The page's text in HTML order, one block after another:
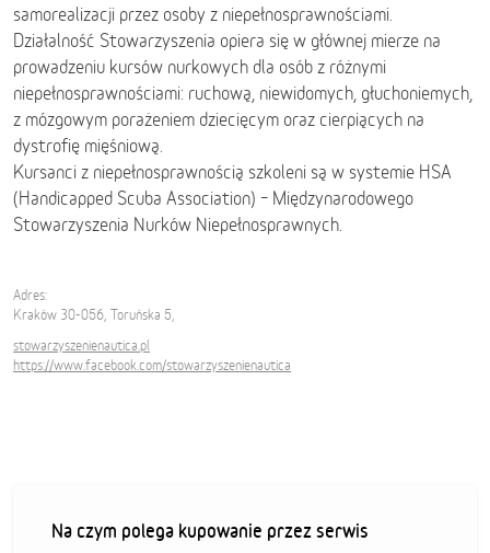
samorealizacji przez osoby z niepełnosprawnościami.
Działalność Stowarzyszenia opiera się w głównej mierze na
prowadzeniu kursów nurkowych dla osób z różnymi
niepełnosprawnościami: ruchową, niewidomych, głuchoniemych,
z mózgowym porażeniem dziecięcym oraz cierpiących na
dystrofię mięśniową.
Kursanci z niepełnosprawnością szkoleni są w systemie HSA
(Handicapped Scuba Association) – Międzynarodowego
Stowarzyszenia Nurków Niepełnosprawnych.
Adres:
Kraków 30-056, Toruńska 5,
stowarzyszenienautica.pl
https://www.facebook.com/stowarzyszenienautica
Na czym polega kupowanie przez serwis